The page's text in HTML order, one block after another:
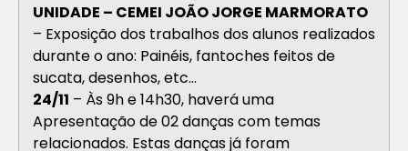
UNIDADE – CEMEI JOÃO JORGE MARMORATO
– Exposição dos trabalhos dos alunos realizados
durante o ano: Painéis, fantoches feitos de
sucata, desenhos, etc…
24/11 – Às 9h e 14h30, haverá uma
Apresentação de 02 danças com temas
relacionados. Estas danças já foram